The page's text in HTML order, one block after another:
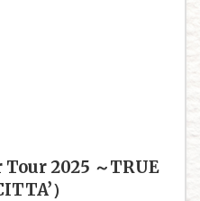
Tour 2025 ～TRUE
）